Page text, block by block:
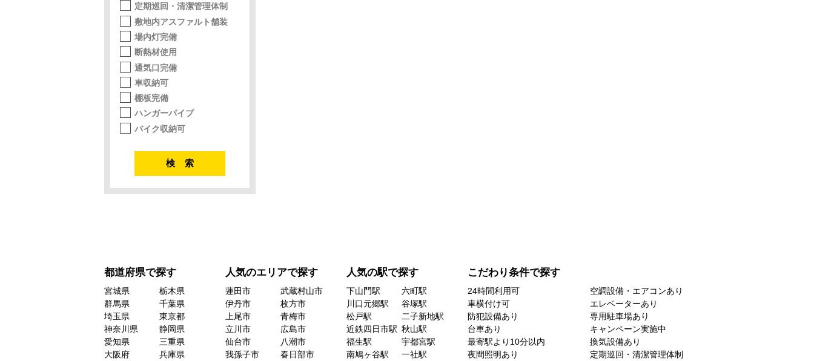
定期巡回・清潔管理体制
敷地内アスファルト舗装
場内灯完備
断熱材使用
通気口完備
車収納可
棚板完備
ハンガーパイプ
バイク収納可
都道府県で探す
宮城県
栃木県
群馬県
千葉県
埼玉県
東京都
神奈川県
静岡県
愛知県
三重県
大阪府
兵庫県
人気のエリアで探す
蓮田市
武蔵村山市
伊丹市
枚方市
上尾市
青梅市
立川市
広島市
仙台市
八潮市
我孫子市
春日部市
人気の駅で探す
下山門駅
六町駅
川口元郷駅
谷塚駅
松戸駅
二子新地駅
近鉄四日市駅 秋山駅
福生駅
宇都宮駅
南鳩ヶ谷駅
一社駅
こだわり条件で探す
24時間利用可
空調設備・エアコンあり
車横付け可
エレベーターあり
防犯設備あり
専用駐車場あり
台車あり
キャンペーン実施中
最寄駅より10分以内
換気設備あり
夜間照明あり
定期巡回・清潔管理体制